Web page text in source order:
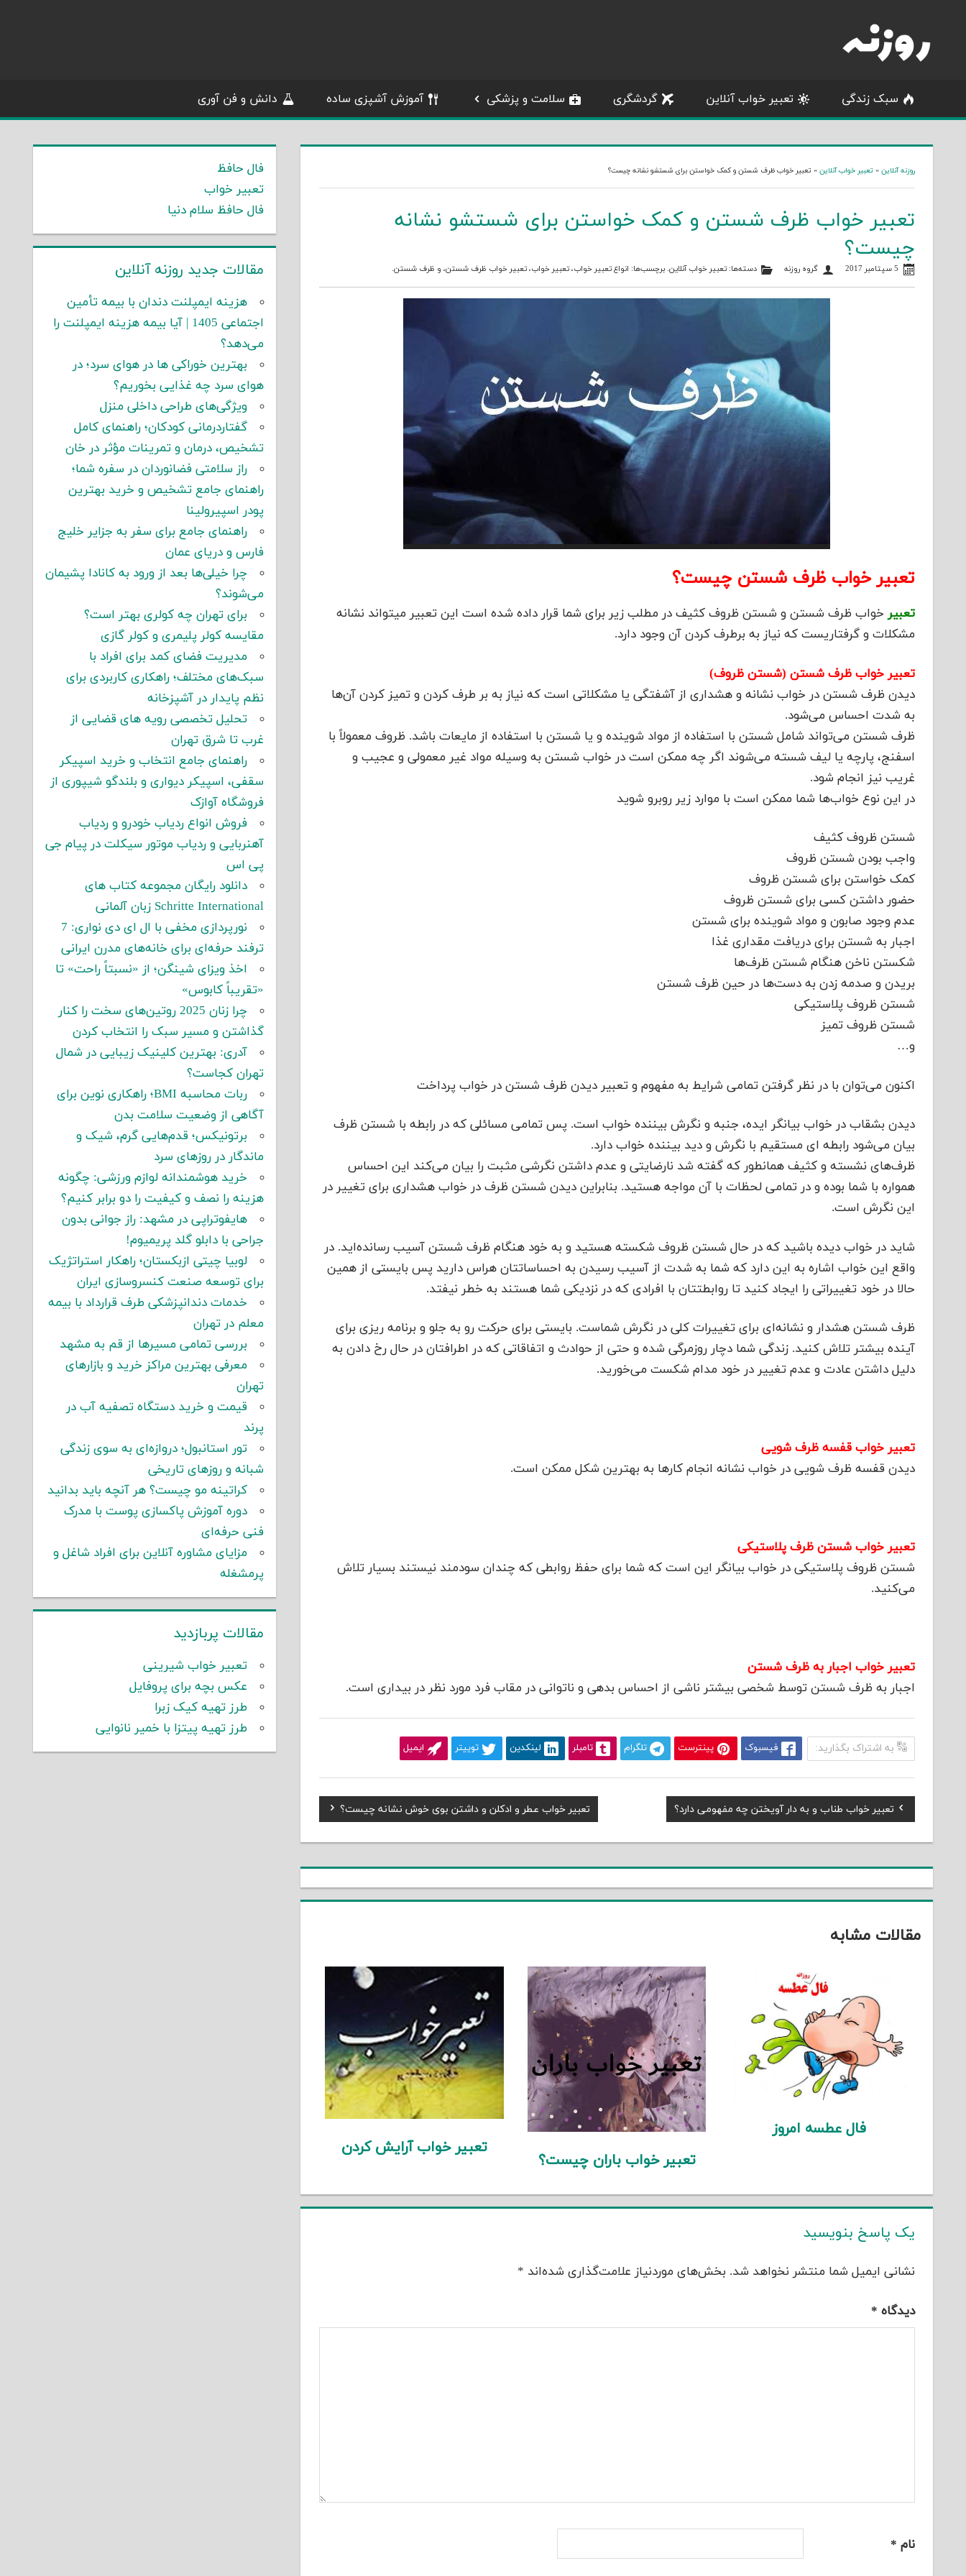
content
سبک زندگی تعبیر خواب آنلاین گردشگری سلامت و پزشکی آموزش آشپزی ساده دانش و فن آوری
روزنه آنلاین » تعبیر خواب آنلاین » تعبیر خواب ظرف شستن و کمک خواستن برای شستشو نشانه چیست؟
تعبیر خواب ظرف شستن و کمک خواستن برای شستشو نشانه
چیست؟
5 سپتامبر 2017 گروه روزنه دسته‌ها:تعبیر خواب آنلاین. برچسب‌ها: انواع تعبیر خواب،تعبیر خواب،تعبیر خواب ظرف شستن، و ظرف شستن.
تعبیر خواب ظرف شستن چیست؟
تعبیر خواب ظرف شستن و شستن ظروف کثیف در مطلب زیر برای شما قرار داده شده است این تعبیر میتواند نشانه
مشکلات و گرفتاریست که نیاز به برطرف کردن آن وجود دارد.
تعبیر خواب ظرف شستن (شستن ظروف)
دیدن ظرف شستن در خواب نشانه و هشداری از آشفتگی یا مشکلاتی است که نیاز به بر طرف کردن و تمیز کردن آن‌ها
به شدت احساس می‌شود.
ظرف شستن می‌تواند شامل شستن با استفاده از مواد شوینده و یا شستن با استفاده از مایعات باشد. ظروف معمولاً با
اسفنج، پارچه یا لیف شسته می‌شوند اگر چه ممکن است در خواب شستن به وسیله مواد غیر معمولی و عجیب و
غریب نیز انجام شود.
در این نوع خواب‌ها شما ممکن است با موارد زیر روبرو شوید
شستن ظروف کثیف
واجب بودن شستن ظروف
کمک خواستن برای شستن ظروف
حضور داشتن کسی برای شستن ظروف
عدم وجود صابون و مواد شوینده برای شستن
اجبار به شستن برای دریافت مقداری غذا
شکستن ناخن هنگام شستن ظرف‌ها
بریدن و صدمه زدن به دست‌ها در حین ظرف شستن
شستن ظروف پلاستیکی
شستن ظروف تمیز
و…
اکنون می‌توان با در نظر گرفتن تمامی شرایط به مفهوم و تعبیر دیدن ظرف شستن در خواب پرداخت
دیدن بشقاب در خواب بیانگر ایده، جنبه و نگرش بیننده خواب است. پس تمامی مسائلی که در رابطه با شستن ظرف
بیان می‌شود رابطه ای مستقیم با نگرش و دید بیننده خواب دارد.
ظرف‌های نشسته و کثیف همانطور که گفته شد نارضایتی و عدم داشتن نگرشی مثبت را بیان می‌کند این احساس
همواره با شما بوده و در تمامی لحظات با آن مواجه هستید. بنابراین دیدن شستن ظرف در خواب هشداری برای تغییر در
این نگرش است.
شاید در خواب دیده باشید که در حال شستن ظروف شکسته هستید و به خود هنگام ظرف شستن آسیب رسانده‌اید. در
واقع این خواب اشاره به این دارد که شما به شدت از آسیب رسیدن به احساساتتان هراس دارید پس بایستی از همین
حالا در خود تغییراتی را ایجاد کنید تا روابطتتان با افرادی که در نزدیکی شما هستند به خطر نیفتد.
ظرف شستن هشدار و نشانه‌ای برای تغییرات کلی در نگرش شماست. بایستی برای حرکت رو به جلو و برنامه ریزی برای
آینده بیشتر تلاش کنید. زندگی شما دچار روزمرگی شده و حتی از حوادث و اتفاقاتی که در اطرافتان در حال رخ دادن به
دلیل داشتن عادت و عدم تغییر در خود مدام شکست می‌خورید.
تعبیر خواب قفسه ظرف شویی
دیدن قفسه ظرف شویی در خواب نشانه انجام کارها به بهترین شکل ممکن است.
تعبیر خواب شستن ظرف پلاستیکی
شستن ظروف پلاستیکی در خواب بیانگر این است که شما برای حفظ روابطی که چندان سودمند نیستند بسیار تلاش
می‌کنید.
تعبیر خواب اجبار به ظرف شستن
اجبار به ظرف شستن توسط شخصی بیشتر ناشی از احساس بدهی و ناتوانی در مقاب فرد مورد نظر در بیداری است.
به اشتراک بگذارید: فیسبوک پینترست تلگرام تامبلر لینکدین توییتر ایمیل
راهبری
نوشته
Previous
Post:
تعبیر خواب طناب و به دار آویختن چه مفهومی دارد؟
Next
Post:
تعبیر خواب عطر و ادکلن و داشتن بوی خوش نشانه چیست؟
مقالات مشابه
فال عطسه امروز
تعبیر خواب باران چیست؟
تعبیر خواب آرایش کردن
یک پاسخ بنویسید
نشانی ایمیل شما منتشر نخواهد شد. بخش‌های موردنیاز علامت‌گذاری شده‌اند *
دیدگاه *
نام *
فال حافظ
تعبیر خواب
فال حافظ سلام دنیا
مقالات جدید روزنه آنلاین
هزینه ایمپلنت دندان با بیمه تأمین
اجتماعی 1405 | آیا بیمه هزینه ایمپلنت را
می‌دهد؟
بهترین خوراکی ها در هوای سرد؛ در
هوای سرد چه غذایی بخوریم؟
ویژگی‌های طراحی داخلی منزل
گفتاردرمانی کودکان؛ راهنمای کامل
تشخیص، درمان و تمرینات مؤثر در خان
راز سلامتی فضانوردان در سفره شما؛
راهنمای جامع تشخیص و خرید بهترین
پودر اسپیرولینا
راهنمای جامع برای سفر به جزایر خلیج
فارس و دریای عمان
چرا خیلی‌ها بعد از ورود به کانادا پشیمان
می‌شوند؟
برای تهران چه کولری بهتر است؟
مقایسه کولر پلیمری و کولر گازی
مدیریت فضای کمد برای افراد با
سبک‌های مختلف؛ راهکاری کاربردی برای
نظم پایدار در آشپزخانه
تحلیل تخصصی رویه های قضایی از
غرب تا شرق تهران
راهنمای جامع انتخاب و خرید اسپیکر
سقفی، اسپیکر دیواری و بلندگو شیپوری از
فروشگاه آوازک
فروش انواع ردیاب خودرو و ردیاب
آهنربایی و ردیاب موتور سیکلت در پیام جی
پی اس
دانلود رایگان مجموعه کتاب های
Schritte International زبان آلمانی
نورپردازی مخفی با ال ای دی نواری: 7
ترفند حرفه‌ای برای خانه‌های مدرن ایرانی
اخذ ویزای شینگن؛ از «نسبتاً راحت» تا
«تقریباً کابوس»
چرا زنان 2025 روتین‌های سخت را کنار
گذاشتن و مسیر سبک را انتخاب کردن
آدری: بهترین کلینیک زیبایی در شمال
تهران کجاست؟
ربات محاسبه BMI؛ راهکاری نوین برای
آگاهی از وضعیت سلامت بدن
برتونیکس؛ قدم‌هایی گرم، شیک و
ماندگار در روزهای سرد
خرید هوشمندانه لوازم ورزشی: چگونه
هزینه را نصف و کیفیت را دو برابر کنیم؟
هایفوتراپی در مشهد: راز جوانی بدون
جراحی با دابلو گلد پریمیوم!
لوبیا چیتی ازبکستان؛ راهکار استراتژیک
برای توسعه صنعت کنسروسازی ایران
خدمات دندانپزشکی طرف قرارداد با بیمه
معلم در تهران
بررسی تمامی مسیرها از قم به مشهد
معرفی بهترین مراکز خرید و بازارهای
تهران
قیمت و خرید دستگاه تصفیه آب در
پرند
تور استانبول؛ دروازه‌ای به سوی زندگی
شبانه و روزهای تاریخی
کراتینه مو چیست؟ هر آنچه باید بدانید
دوره آموزش پاکسازی پوست با مدرک
فنی حرفه‌ای
مزایای مشاوره آنلاین برای افراد شاغل و
پرمشغله
مقالات پربازدید
تعبیر خواب شیرینی
عکس بچه برای پروفایل
طرز تهیه کیک زبرا
طرز تهیه پیتزا با خمیر نانوایی